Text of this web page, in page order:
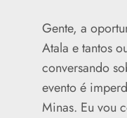
Gente, a
Atala e tantos
conversando
evento é
Minas. Eu vou